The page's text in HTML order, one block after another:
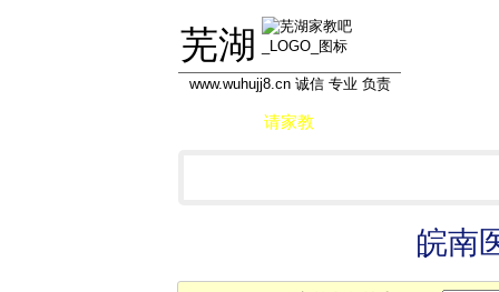
芜湖
www.wuhujj8.cn 诚信 专业 负责
请家教
皖南